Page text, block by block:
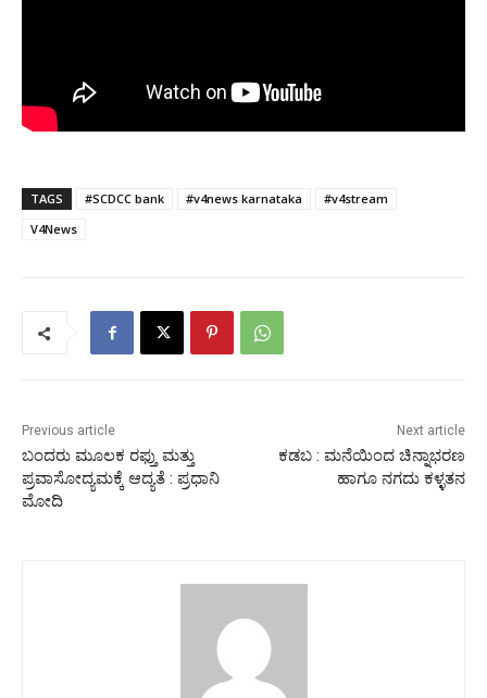
TAGS #SCDCC bank #v4news karnataka
#v4stream
V4News
Previous article
ಬಂದರು ಮೂಲಕ ರಫ್ತು ಮತ್ತು
ಪ್ರವಾಸೋದ್ಯಮಕ್ಕೆ ಆದ್ಯತೆ : ಪ್ರಧಾನಿ
ಮೋದಿ
Next article
ಕಡಬ : ಮನೆಯಿಂದ ಚಿನ್ನಾಭರಣ
ಹಾಗೂ ನಗದು ಕಳ್ಳತನ